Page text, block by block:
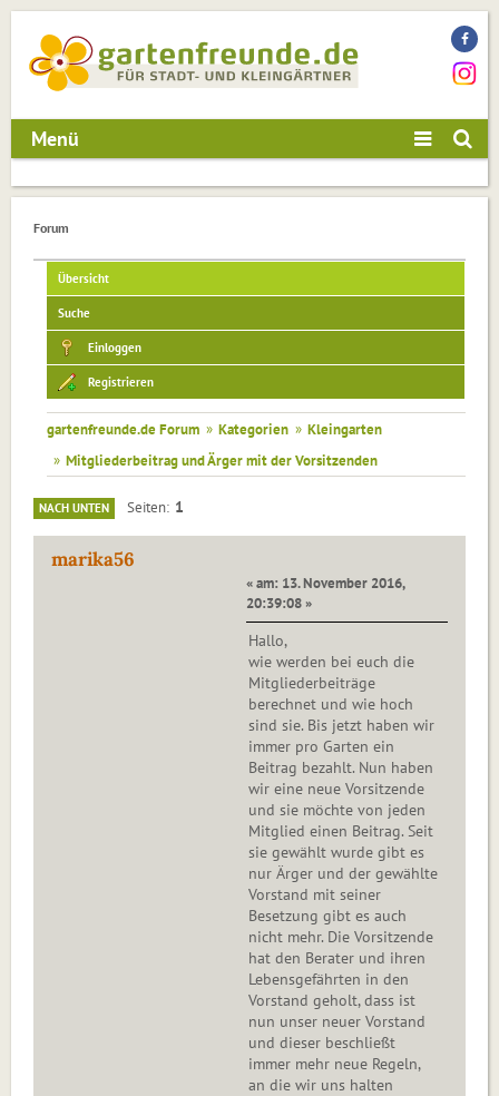
Menü
Forum
Übersicht
Suche
Einloggen
Registrieren
gartenfreunde.de Forum » Kategorien » Kleingarten
» Mitgliederbeitrag und Ärger mit der Vorsitzenden
NACH UNTEN Seiten 1
marika56
« am: 13. November 2016,
20:39:08 »
Hallo,
wie werden bei euch die
Mitgliederbeiträge
berechnet und wie hoch
sind sie. Bis jetzt haben wir
immer pro Garten ein
Beitrag bezahlt. Nun haben
wir eine neue Vorsitzende
und sie möchte von jeden
Mitglied einen Beitrag. Seit
sie gewählt wurde gibt es
nur Ärger und der gewählte
Vorstand mit seiner
Besetzung gibt es auch
nicht mehr. Die Vorsitzende
hat den Berater und ihren
Lebensgefährten in den
Vorstand geholt, dass ist
nun unser neuer Vorstand
und dieser beschließt
immer mehr neue Regeln,
an die wir uns halten